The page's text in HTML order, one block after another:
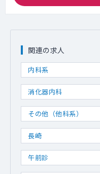
関連の求人
内科系
消化器内科
その他（他科系）
長崎
午前診